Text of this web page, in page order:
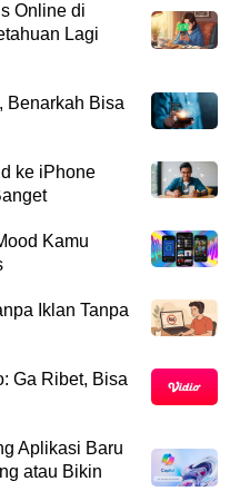
Online di
Lagi
Benarkah Bisa
ke iPhone
Kamu
Iklan Tanpa
Ga Ribet, Bisa
Aplikasi Baru
atau Bikin